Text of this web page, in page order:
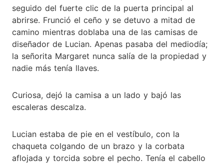
seguido del fuerte clic de la puerta principal al
abrirse. Frunció el ceño y se detuvo a mitad de
camino mientras doblaba una de las camisas de
diseñador de Lucian. Apenas pasaba del mediodía;
la señorita Margaret nunca salía de la propiedad y
nadie más tenía llaves.
Curiosa, dejó la camisa a un lado y bajó las
escaleras descalza.
Lucian estaba de pie en el vestíbulo, con la
chaqueta colgando de un brazo y la corbata
aflojada y torcida sobre el pecho. Tenía el cabello